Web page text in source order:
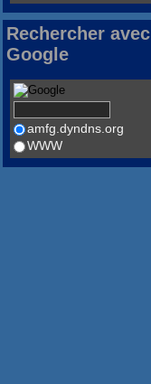
Rechercher avec
Google
amfg.dyndns.org
WWW